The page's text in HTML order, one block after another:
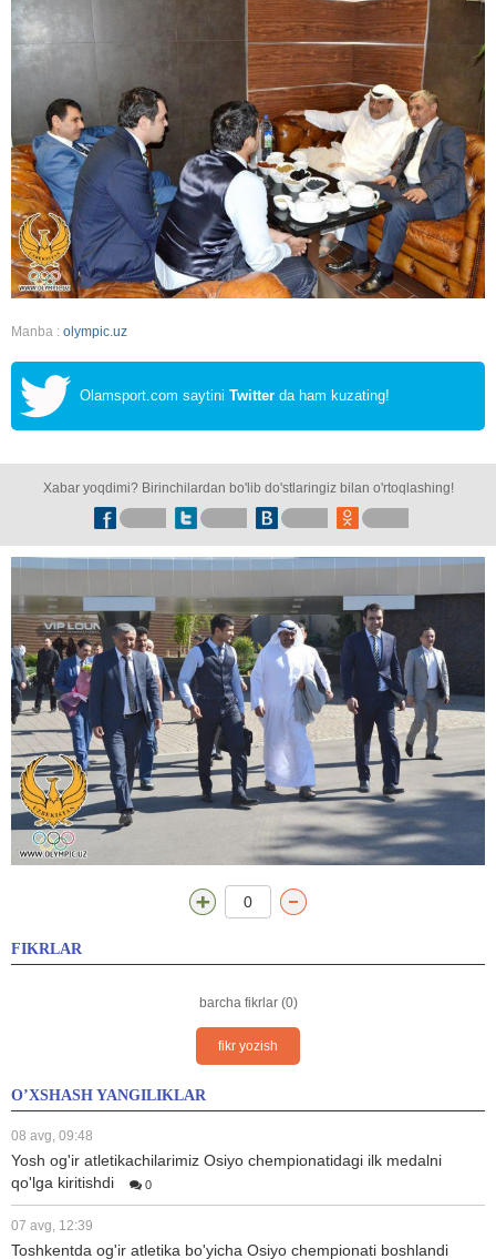
Manba : olympic.uz
Olamsport.com saytini Twitter da ham kuzating!
Xabar yoqdimi? Birinchilardan bo'lib do'stlaringiz bilan o'rtoqlashing!
0
FIKRLAR
barcha fikrlar (0)
fikr yozish
O’XSHASH YANGILIKLAR
08 avg, 09:48
Yosh og'ir atletikachilarimiz Osiyo chempionatidagi ilk medalni
qo'lga kiritishdi
0
07 avg, 12:39
Toshkentda og'ir atletika bo'yicha Osiyo chempionati boshlandi